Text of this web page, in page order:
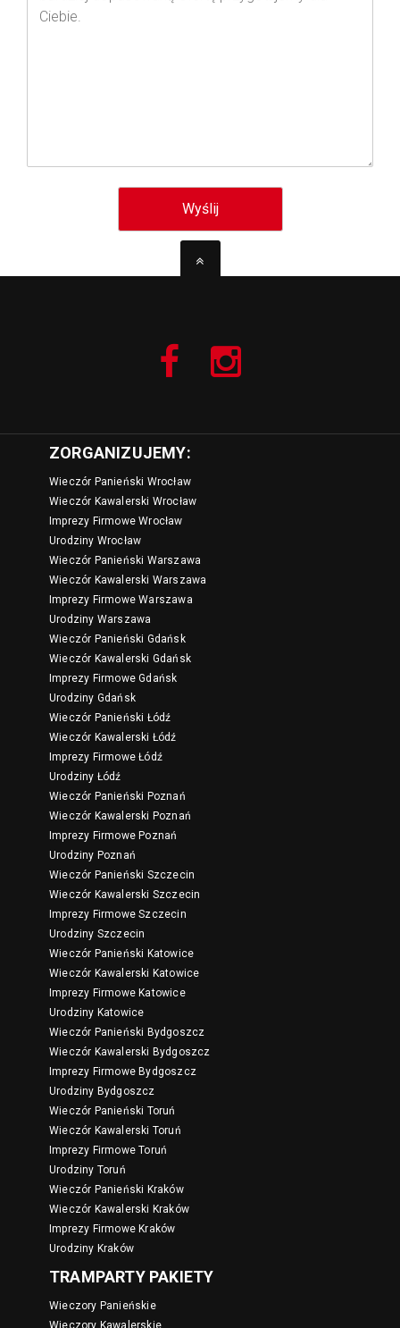
ZORGANIZUJEMY:
Wieczór Panieński Wrocław
Wieczór Kawalerski Wrocław
Imprezy Firmowe Wrocław
Urodziny Wrocław
Wieczór Panieński Warszawa
Wieczór Kawalerski Warszawa
Imprezy Firmowe Warszawa
Urodziny Warszawa
Wieczór Panieński Gdańsk
Wieczór Kawalerski Gdańsk
Imprezy Firmowe Gdańsk
Urodziny Gdańsk
Wieczór Panieński Łódź
Wieczór Kawalerski Łódź
Imprezy Firmowe Łódź
Urodziny Łódź
Wieczór Panieński Poznań
Wieczór Kawalerski Poznań
Imprezy Firmowe Poznań
Urodziny Poznań
Wieczór Panieński Szczecin
Wieczór Kawalerski Szczecin
Imprezy Firmowe Szczecin
Urodziny Szczecin
Wieczór Panieński Katowice
Wieczór Kawalerski Katowice
Imprezy Firmowe Katowice
Urodziny Katowice
Wieczór Panieński Bydgoszcz
Wieczór Kawalerski Bydgoszcz
Imprezy Firmowe Bydgoszcz
Urodziny Bydgoszcz
Wieczór Panieński Toruń
Wieczór Kawalerski Toruń
Imprezy Firmowe Toruń
Urodziny Toruń
Wieczór Panieński Kraków
Wieczór Kawalerski Kraków
Imprezy Firmowe Kraków
Urodziny Kraków
TRAMPARTY PAKIETY
Wieczory Panieńskie
Wieczory Kawalerskie